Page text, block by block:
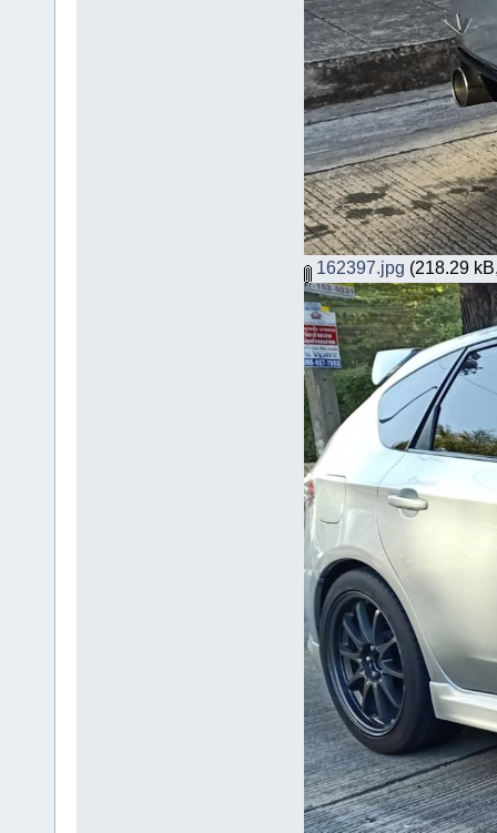
162397.jpg (218.29